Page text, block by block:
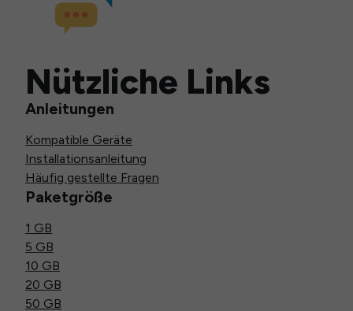
Nützliche Links
Anleitungen
Kompatible Geräte
Installationsanleitung
Häufig gestellte Fragen
Paketgröße
1 GB
5 GB
10 GB
20 GB
50 GB